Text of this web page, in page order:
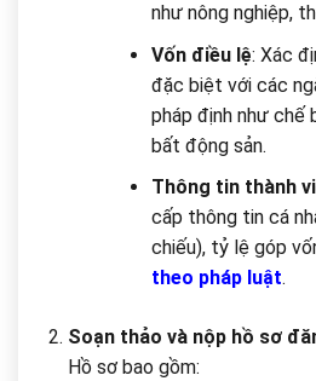
như nông nghiệp,
Vốn điều lệ: Xác
đặc biệt với các
pháp định như chế
bất động sản.
Thông tin thành
cấp thông tin cá
chiếu), tỷ lệ góp
theo pháp luật.
Soạn thảo và nộp hồ sơ
Hồ sơ bao gồm: